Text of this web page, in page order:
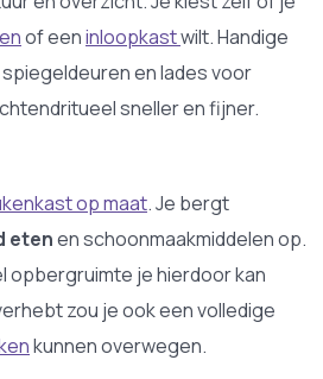
of eeninloopkastwilt. Handige
en lades voor
sneller en fijner.
op maat. Je bergt
etenen schoonmaakmiddelen op.
opbergruimte je hierdoor kan
zou je ook een volledige
kunnen overwegen.